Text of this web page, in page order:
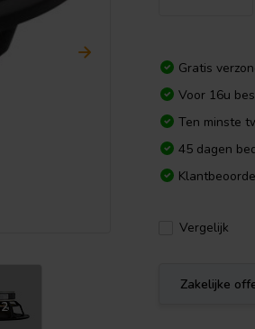
Gratis
Voor 16u
Ten minste
45 dagen
Vergelijk
Zakelijke